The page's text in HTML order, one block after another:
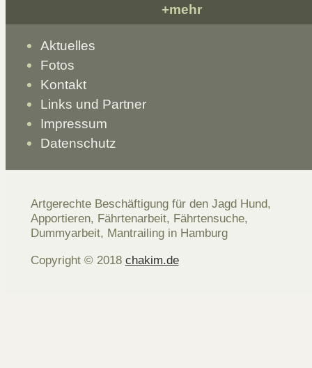
+mehr
Aktuelles
Fotos
Kontakt
Links und Partner
Impressum
Datenschutz
Artgerechte Beschäftigung für den Jagd Hund,
Apportieren, Fährtenarbeit, Fährtensuche,
Dummyarbeit, Mantrailing in Hamburg
Copyright © 2018 chakim.de